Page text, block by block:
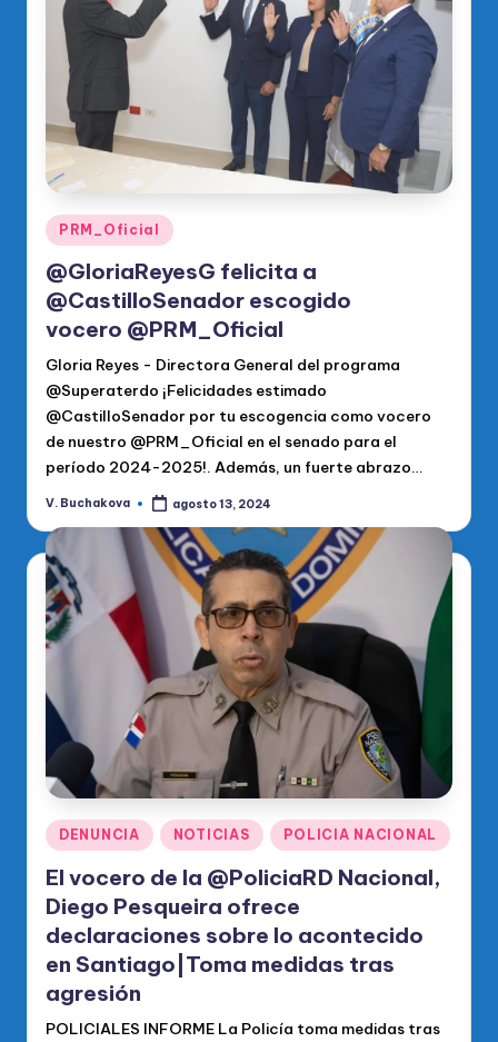
O
fi
ci
al
d
el
P
R
M
Publicado
en
PRM_Oficial
@GloriaReyesG felicita a
@CastilloSenador escogido
vocero @PRM_Oficial
Gloria Reyes - Directora General del programa
@Superaterdo ¡Felicidades estimado
@CastilloSenador por tu escogencia como vocero
de nuestro @PRM_Oficial en el senado para el
período 2024-2025!. Además, un fuerte abrazo…
Publicado
V. Buchakova agosto 13, 2024
Publicado
en
DENUNCIA NOTICIAS POLICIA NACIONAL
El vocero de la @PoliciaRD Nacional,
Diego Pesqueira ofrece
declaraciones sobre lo acontecido
en Santiago|Toma medidas tras
agresión
POLICIALES INFORME La Policía toma medidas tras